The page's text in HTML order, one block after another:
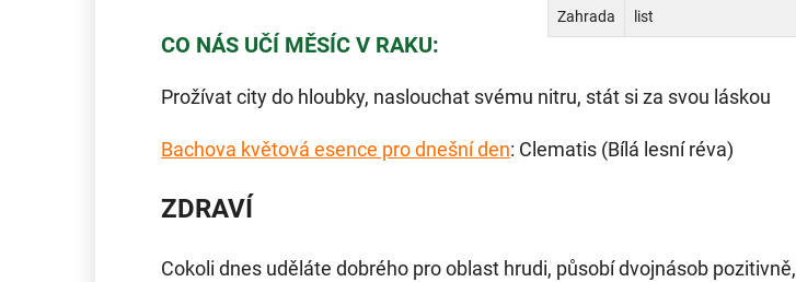
Zahrada list
CO NÁS UČÍ MĚSÍC V RAKU:
Prožívat city do hloubky, naslouchat svému nitru, stát si za svou láskou
Bachova květová esence pro dnešní den: Clematis (Bílá lesní réva)
ZDRAVÍ
Cokoli dnes uděláte dobrého pro oblast hrudi, působí dvojnásob pozitivně,